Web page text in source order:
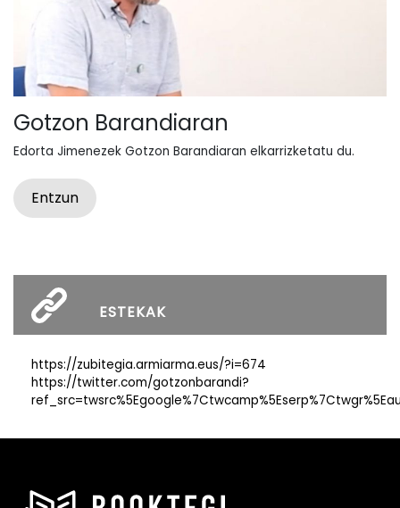
Gotzon Barandiaran
Edorta Jimenezek Gotzon Barandiaran elkarrizketatu du.
Entzun
ESTEKAK
https://zubitegia.armiarma.eus/?i=674
https://twitter.com/gotzonbarandi?